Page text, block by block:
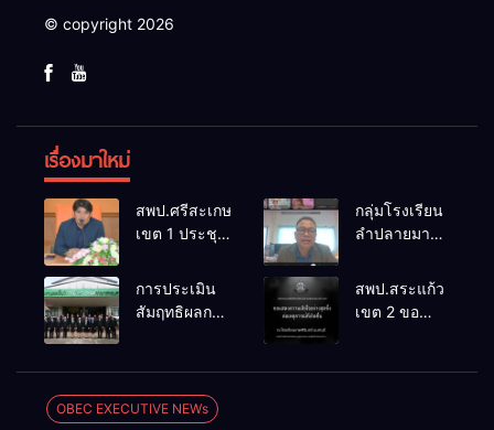
© copyright 2026
เรื่องมาใหม่
สพป.ศรีสะเกษ
เขต 1 ประชุม
จัดการ
แข่งขันงาน
ศิลปหัตถกรรม
74 ปีการ
ศึกษา 2569
กลุ่มโรงเรียน
ลำปลายมาศ
เคลื่อน RT,
NT, O-NET
การประเมิน
สัมฤทธิผลการ
ศึกษา
สพป.สระแก้ว
เขต 2 ขอ
OBEC EXECUTIVE NEWs